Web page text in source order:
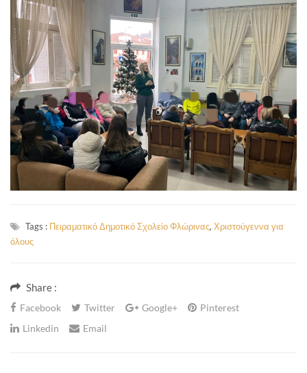
Tags : Πειραματικό Δημοτικό Σχολείο Φλώρινας, Χριστούγεννα για
όλους
Share :
Facebook Twitter Google+
Pinterest
Linkedin
Email